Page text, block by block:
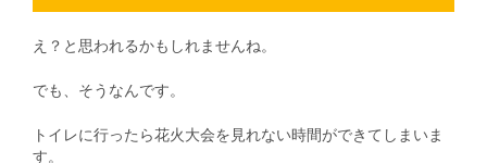
え？と思われるかもしれませんね。
でも、そうなんです。
トイレに行ったら花火大会を見れない時間ができてしまいま
す。